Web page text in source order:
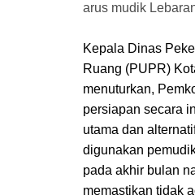
arus mudik
Kepala Dinas
Ruang (PUPR)
menuturkan,
persiapan secara
utama dan
digunakan
pada akhir bulan
memastikan tidak